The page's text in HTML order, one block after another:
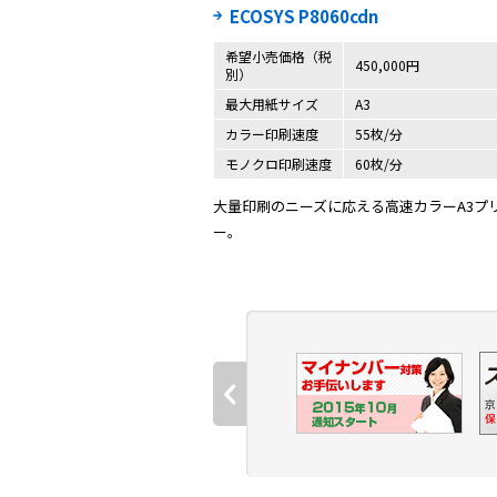
ECOSYS P8060cdn
希望小売価格（税
別）
450,000円
最大用紙サイズ
A3
カラー印刷速度
55枚/分
モノクロ印刷速度
60枚/分
大量印刷のニーズに応える高速カラーA3プ
ー。